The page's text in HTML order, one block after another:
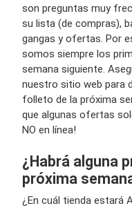
son preguntas muy
su lista (de compras),
gangas y ofertas. Por
somos siempre los
semana siguiente.
nuestro sitio web para
folleto de la próxima
que algunas ofertas
NO en línea!
¿Habrá alguna
próxima
¿En cuál tienda estará